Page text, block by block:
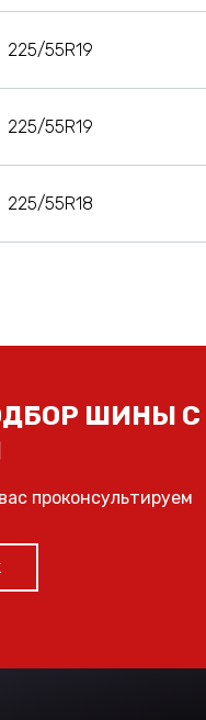
225/55R19
225/55R19
225/55R18
ШИНЫ С
проконсультируем